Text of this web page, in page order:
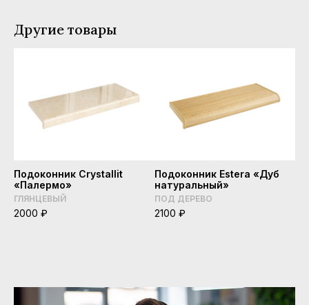
Другие товары
Подоконник Crystallit
«Палермо»
ГЛЯНЦЕВЫЙ
2000 ₽
Подоконник Estera «Дуб
натуральный»
ПОД ДЕРЕВО
2100 ₽